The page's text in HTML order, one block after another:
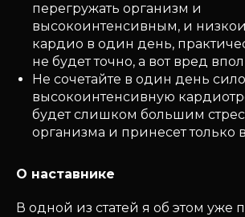
перегружать организм и
высокоинтенсивным, и
кардио в один день,
не будет точно, а вот вред
Не сочетайте в один день
высокоинтенсивную
будет слишком большим
организма и принесет только
О наставнике
В одной из статей я об этом уже